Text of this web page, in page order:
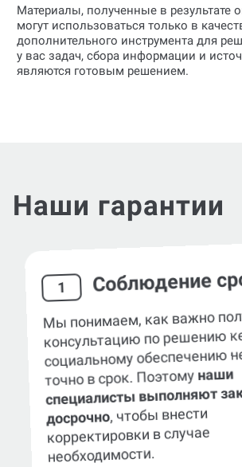
Материалы, полученные в результате
могут использоваться только в
дополнительного инструмента для
у вас задач, сбора информации и
являются готовым решением.
Наши гарантии
1 Соблюдение
Мы понимаем, как важно
консультацию по решению
социальному обеспечению
точно в срок. Поэтому наши
специалисты выполняют
досрочно, чтобы внести
корректировки в случае
необходимости.